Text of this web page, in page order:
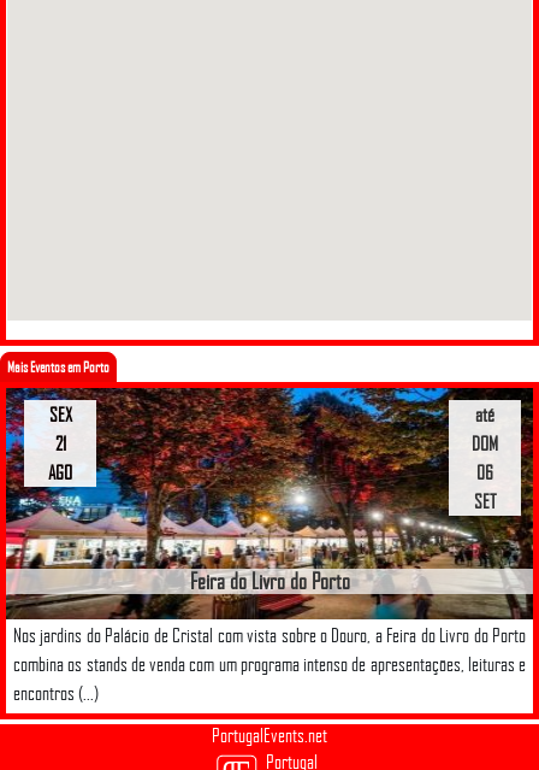
Mais Eventos em Porto
Feira do Livro do Porto
Nos jardins do Palácio de Cristal com vista sobre o Douro, a Feira do Livro do Porto
combina os stands de venda com um programa intenso de apresentações, leituras e
encontros (...)
até
DOM
06
SET
SEX
21
AGO
PortugalEvents.net
Portugal